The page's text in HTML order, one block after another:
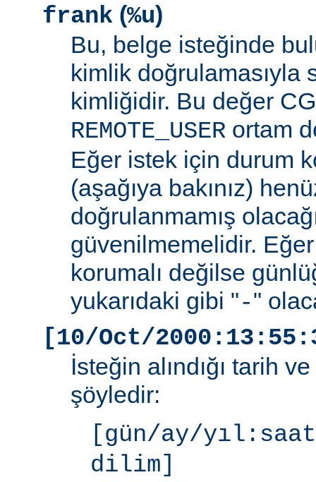
frank (%u)
Bu, belge isteğinde
kimlik doğrulamasıyla
kimliğidir. Bu değer
REMOTE_USER ortam
Eğer istek için durum
(aşağıya bakınız)
doğrulanmamış
güvenilmemelidir.
korumalı değilse
yukarıdaki gibi "-"
[10/Oct/
İsteğin alındığı tarih
şöyledir:
[gün/ay/
dilim]